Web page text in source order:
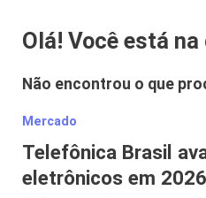
Olá! Você está
Não encontrou o que
Mercado
Telefônica Brasil
eletrônicos em 2026